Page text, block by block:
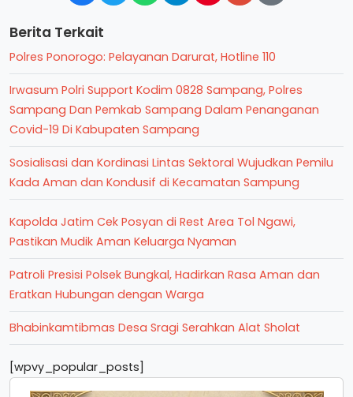
Berita Terkait
Polres Ponorogo: Pelayanan Darurat, Hotline 110
Irwasum Polri Support Kodim 0828 Sampang, Polres
Sampang Dan Pemkab Sampang Dalam Penanganan
Covid-19 Di Kabupaten Sampang
Sosialisasi dan Kordinasi Lintas Sektoral Wujudkan Pemilu
Kada Aman dan Kondusif di Kecamatan Sampung
Kapolda Jatim Cek Posyan di Rest Area Tol Ngawi,
Pastikan Mudik Aman Keluarga Nyaman
Patroli Presisi Polsek Bungkal, Hadirkan Rasa Aman dan
Eratkan Hubungan dengan Warga
Bhabinkamtibmas Desa Sragi Serahkan Alat Sholat
[wpvy_popular_posts]